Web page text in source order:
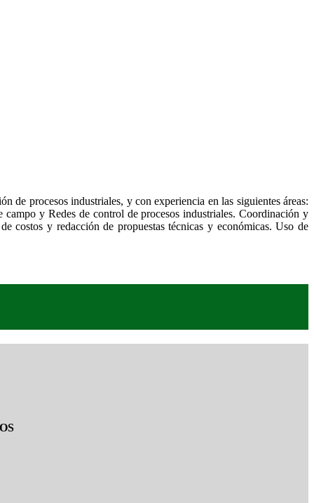
de procesos industriales, y con experiencia en las siguientes áreas:
y Redes de control de procesos industriales. Coordinación y
y redacción de propuestas técnicas y económicas. Uso de